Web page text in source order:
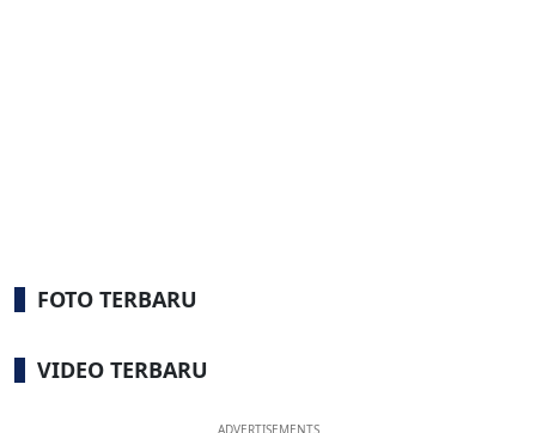
FOTO TERBARU
VIDEO TERBARU
ADVERTISEMENTS